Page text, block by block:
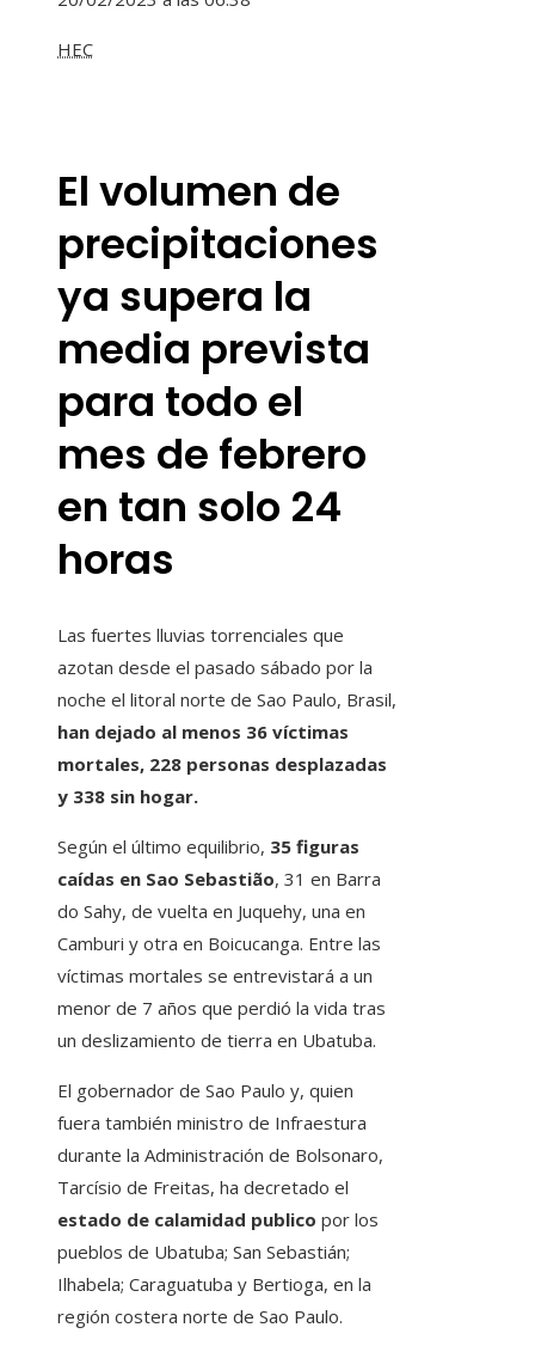
HEC
El volumen de
precipitaciones
ya supera la
media prevista
para todo el
mes de febrero
en tan solo 24
horas
Las fuertes lluvias torrenciales que
azotan desde el pasado sábado por la
noche el litoral norte de Sao Paulo, Brasil,
han dejado al menos 36 víctimas
mortales, 228 personas desplazadas
y 338 sin hogar.
Según el último equilibrio, 35 figuras
caídas en Sao Sebastião, 31 en Barra
do Sahy, de vuelta en Juquehy, una en
Camburi y otra en Boicucanga. Entre las
víctimas mortales se entrevistará a un
menor de 7 años que perdió la vida tras
un deslizamiento de tierra en Ubatuba.
El gobernador de Sao Paulo y, quien
fuera también ministro de Infraestura
durante la Administración de Bolsonaro,
Tarcísio de Freitas, ha decretado el
estado de calamidad publico por los
pueblos de Ubatuba; San Sebastián;
Ilhabela; Caraguatuba y Bertioga, en la
región costera norte de Sao Paulo.